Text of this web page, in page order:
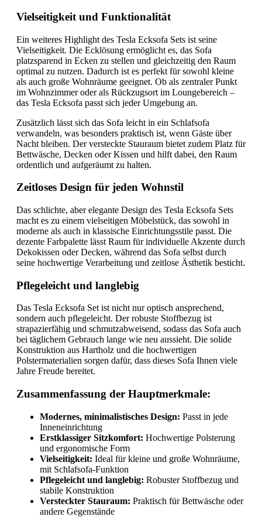
Vielseitigkeit und Funktionalität
Ein weiteres Highlight des Tesla Ecksofa Sets ist seine
Vielseitigkeit. Die Ecklösung ermöglicht es, das Sofa
platzsparend in Ecken zu stellen und gleichzeitig den Raum
optimal zu nutzen. Dadurch ist es perfekt für sowohl kleine
als auch große Wohnräume geeignet. Ob als zentraler Punkt
im Wohnzimmer oder als Rückzugsort im Loungebereich –
das Tesla Ecksofa passt sich jeder Umgebung an.
Zusätzlich lässt sich das Sofa leicht in ein Schlafsofa
verwandeln, was besonders praktisch ist, wenn Gäste über
Nacht bleiben. Der versteckte Stauraum bietet zudem Platz für
Bettwäsche, Decken oder Kissen und hilft dabei, den Raum
ordentlich und aufgeräumt zu halten.
Zeitloses Design für jeden Wohnstil
Das schlichte, aber elegante Design des Tesla Ecksofa Sets
macht es zu einem vielseitigen Möbelstück, das sowohl in
moderne als auch in klassische Einrichtungsstile passt. Die
dezente Farbpalette lässt Raum für individuelle Akzente durch
Dekokissen oder Decken, während das Sofa selbst durch
seine hochwertige Verarbeitung und zeitlose Ästhetik besticht.
Pflegeleicht und langlebig
Das Tesla Ecksofa Set ist nicht nur optisch ansprechend,
sondern auch pflegeleicht. Der robuste Stoffbezug ist
strapazierfähig und schmutzabweisend, sodass das Sofa auch
bei täglichem Gebrauch lange wie neu aussieht. Die solide
Konstruktion aus Hartholz und die hochwertigen
Polstermaterialien sorgen dafür, dass dieses Sofa Ihnen viele
Jahre Freude bereitet.
Zusammenfassung der Hauptmerkmale:
Modernes, minimalistisches Design: Passt in jede
Inneneinrichtung
Erstklassiger Sitzkomfort: Hochwertige Polsterung
und ergonomische Form
Vielseitigkeit: Ideal für kleine und große Wohnräume,
mit Schlafsofa-Funktion
Pflegeleicht und langlebig: Robuster Stoffbezug und
stabile Konstruktion
Versteckter Stauraum: Praktisch für Bettwäsche oder
andere Gegenstände